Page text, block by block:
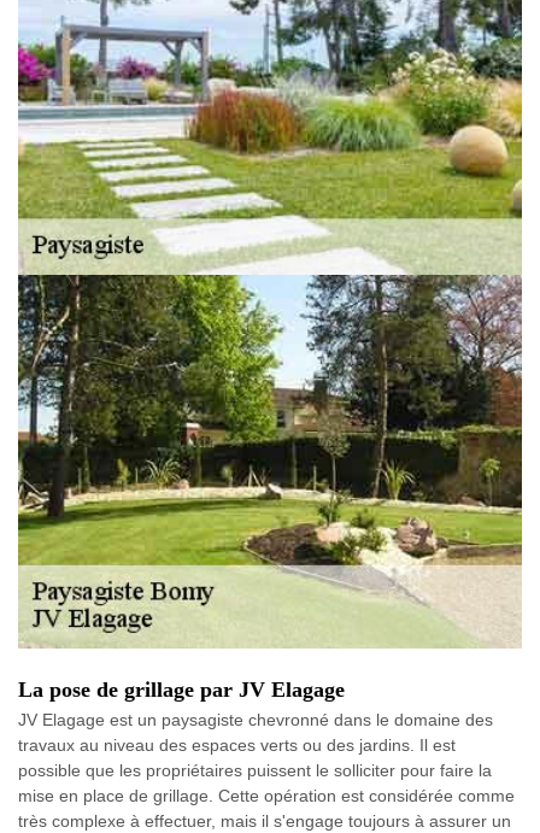
La pose de grillage par JV Elagage
JV Elagage est un paysagiste chevronné dans le domaine des
travaux au niveau des espaces verts ou des jardins. Il est
possible que les propriétaires puissent le solliciter pour faire la
mise en place de grillage. Cette opération est considérée comme
très complexe à effectuer, mais il s'engage toujours à assurer un